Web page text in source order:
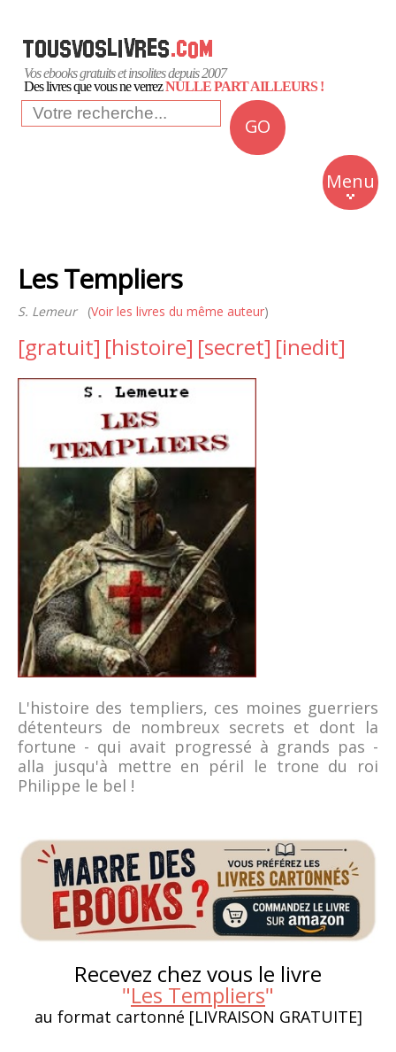
Vos ebooks gratuits et insolites depuis 2007
Des livres que vous ne verrezNULLE PART AILLEURS !
GO
Menu
Insolite
Business
Les Templiers
S. Lemeur(Voir les livres du même auteur)
[gratuit] [histoire] [secret] [inedit]
L'histoire des templiers, ces moines guerriers
détenteurs de nombreux secrets et dont la
fortune - qui avait progressé à grands pas -
alla jusqu'à mettre en péril le trone du roi
Philippe le bel !
Recevez chez vous le livre
"Les Templiers"
au format cartonné [LIVRAISON GRATUITE]